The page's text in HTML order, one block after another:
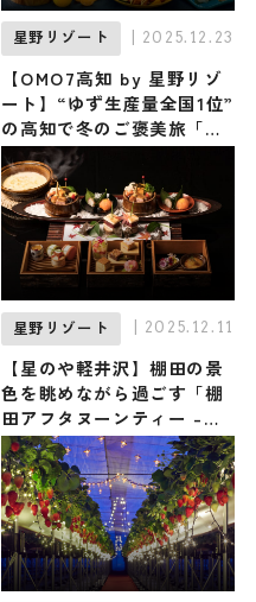
星野リゾート | 2025.12.23
【OMO7高知 by 星野リゾ
ート】“ゆず生産量全国1位”
の高知で冬のご褒美旅「ゆ
ず三昧ステイ」が提供スタ
ート / 馬路村農協との初コ
ラボに大注目 ♪
星野リゾート | 2025.12.11
【星のや軽井沢】棚田の景
色を眺めながら過ごす「棚
田アフタヌーンティー -
冬-」が提供スタート / 濃
厚バターサンドとリンゴの
ドリンクで優雅な冬のティ
ータイムを